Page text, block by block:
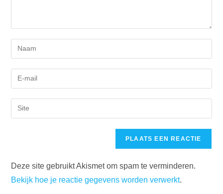
Voer
je
naam
om
Voer
je
e-
mail
kunnen
Voer
je
(optioneel)
Deze site gebruikt Akismet om spam te verminderen.
Bekijk hoe je reactie gegevens worden verwerkt.